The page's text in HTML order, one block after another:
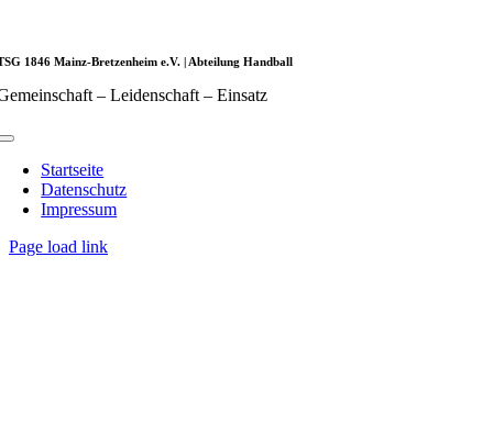
1846 Mainz-Bretzenheim e.V. | Abteilung Handball
– Leidenschaft – Einsatz
Toggle
NavigationStartseite
Datenschutz
Impressum
Page load link